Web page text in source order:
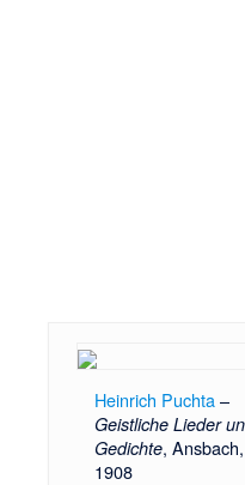
Heinrich Puchta–
Geistliche Lieder
Gedichte, Ansbach,
1908